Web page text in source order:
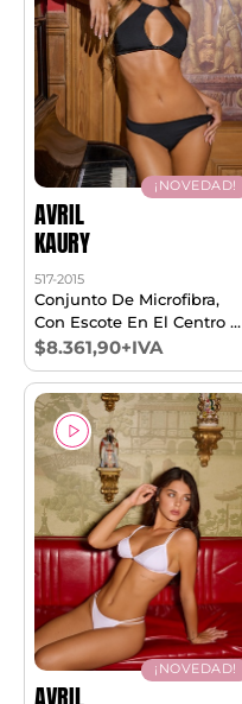
¡NOVEDAD!
AVRIL
KAURY
517-2015
Conjunto De Microfibra,
Con Escote En El Centro Y
Cola Less. T85/100
$8.361,90+IVA
¡NOVEDAD!